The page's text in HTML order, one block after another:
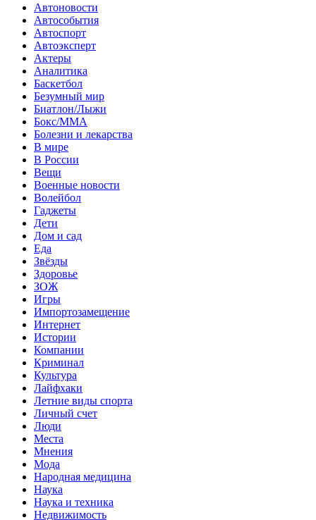
Автоновости
Автособытия
Автоспорт
Автоэксперт
Актеры
Аналитика
Баскетбол
Безумный мир
Биатлон/Лыжи
Бокс/MMA
Болезни и лекарства
В мире
В России
Вещи
Военные новости
Волейбол
Гаджеты
Дети
Дом и сад
Еда
Звёзды
Здоровье
ЗОЖ
Игры
Импортозамещение
Интернет
Истории
Компании
Криминал
Культура
Лайфхаки
Летние виды спорта
Личный счет
Люди
Места
Мнения
Мода
Народная медицина
Наука
Наука и техника
Недвижимость